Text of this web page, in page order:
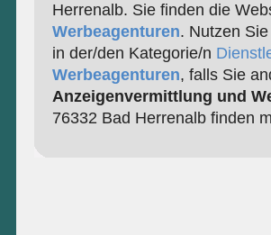
Herrenalb. Sie finden die
Werbeagenturen. Nutzen
in der/den Kategorie/n
Werbeagenturen, falls Sie
Anzeigenvermittlung und
76332 Bad Herrenalb finden